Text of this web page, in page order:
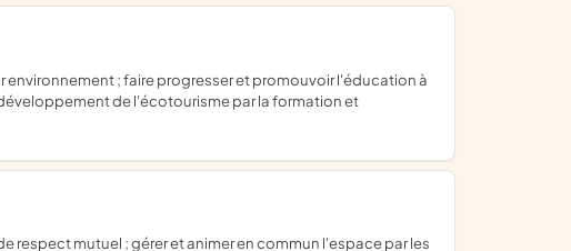
de l'écotourisme par la formation et